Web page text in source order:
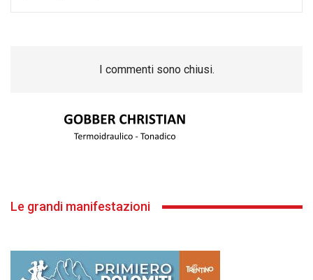
I commenti sono chiusi.
Le grandi manifestazioni